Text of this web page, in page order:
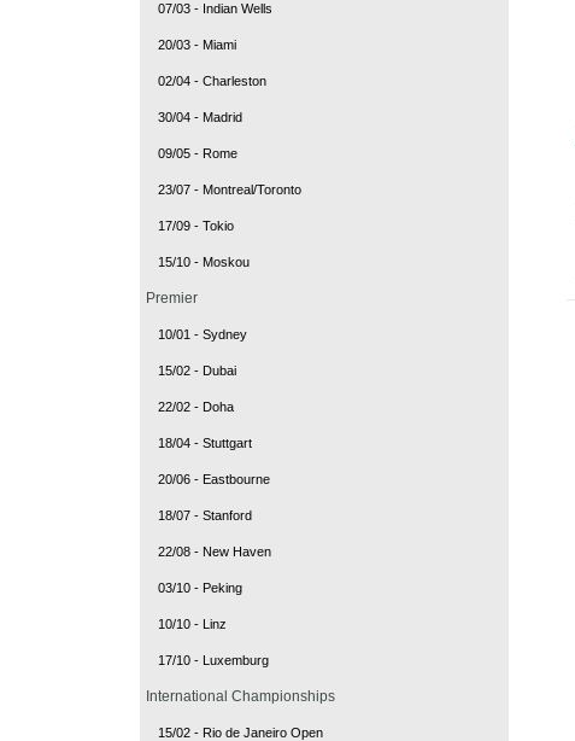
07/03 - Indian Wells
20/03 - Miami
02/04 - Charleston
30/04 - Madrid
09/05 - Rome
23/07 - Montreal/Toronto
17/09 - Tokio
15/10 - Moskou
Premier
10/01 - Sydney
15/02 - Dubai
22/02 - Doha
18/04 - Stuttgart
20/06 - Eastbourne
18/07 - Stanford
22/08 - New Haven
03/10 - Peking
10/10 - Linz
17/10 - Luxemburg
International Championships
15/02 - Rio de Janeiro Open